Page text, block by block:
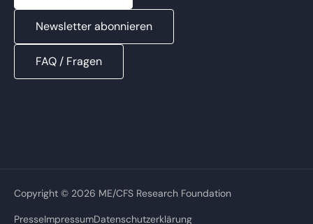
Newsletter abonnieren
FAQ / Fragen
Copyright © 2026 ME/CFS Research Foundation
PresseImpressumDatenschutzerklärung